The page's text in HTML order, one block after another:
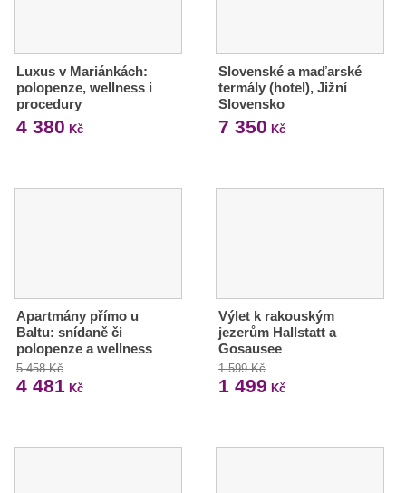
Luxus v Mariánkách:
polopenze, wellness i
procedury
4 380 Kč
Slovenské a maďarské
termály (hotel), Jižní
Slovensko
7 350 Kč
Apartmány přímo u
Baltu: snídaně či
polopenze a wellness
5 458 Kč
4 481 Kč
Výlet k rakouským
jezerům Hallstatt a
Gosausee
1 599 Kč
1 499 Kč